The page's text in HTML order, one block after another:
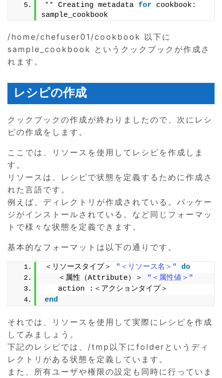
**
Creating metadata for cookbook:
sample_cookbook
/home/chefuser01/cookbook 以下に
sample_cookbook というクックブックが作成さ
れます。
レシピの作成
クックブックの作成が終わりましたので、次にレシ
ピの作成をします。
ここでは、リソースを使用してレシピを作成しま
す。
リソースは、レシピで状態を定義するために作成さ
れた言語です。
例えば、ディレクトリが作成されている。パッケー
ジがインストールされている。など同じフォーマッ
トで様々な状態を定義できます。
基本的なフォーマットは以下の通りです。
＜リソースタイプ＞ "＜リソース名＞"
do
   ＜属性（Attribute）＞
"＜属性値＞"
   action :＜アクションタイプ＞
end
それでは、リソースを使用して実際にレシピを作成
してみましょう。
下記のレシピでは、/tmp以下にfolderというディ
レクトリがある状態を定義しています。
また、所有ユーザや権限の設定も同時に行っていま